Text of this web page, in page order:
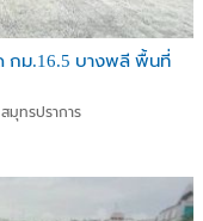
กม.16.5 บางพลี พื้นที่
มุทรปราการ